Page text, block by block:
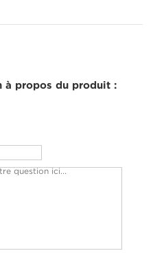
à propos du produit :